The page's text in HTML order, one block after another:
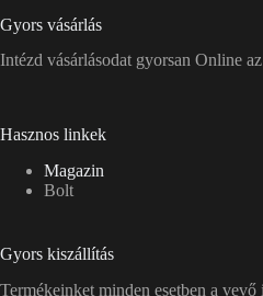
Gyors vásárlás
Intézd vásárlásodat gyorsan Online
Hasznos linkek
Magazin
Bolt
Gyors kiszállítás
Termékeinket minden esetben a vevő